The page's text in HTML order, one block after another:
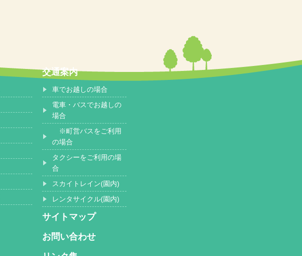
交通案内
車でお越しの場合
電車・バスでお越しの
場合
※町営バスをご利用
の場合
タクシーをご利用の場
合
スカイトレイン(園内)
レンタサイクル(園内)
サイトマップ
お問い合わせ